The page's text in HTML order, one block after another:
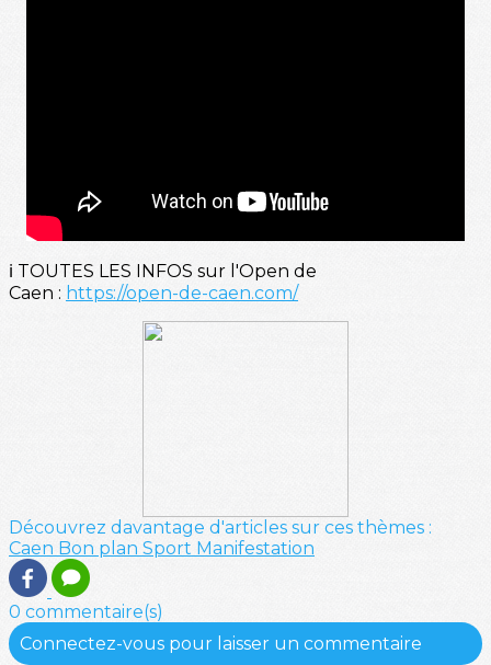
ℹ️ TOUTES LES INFOS sur l'Open de
Caen : https://open-de-caen.com/
Découvrez davantage d'articles sur ces thèmes :
Caen Bon plan Sport Manifestation
0 commentaire(s)
Connectez-vous pour laisser un commentaire